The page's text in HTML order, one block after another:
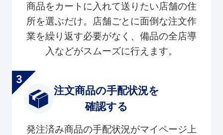
商品をカートに入れて送りたい店舗の住
所を選ぶだけ。店舗ごとに面倒な注文作
業を繰り返す必要がなく、備品の全店導
入などがスムーズに行えます。
注文商品の手配状況を
確認する
発注済み商品の手配状況がマイページ上